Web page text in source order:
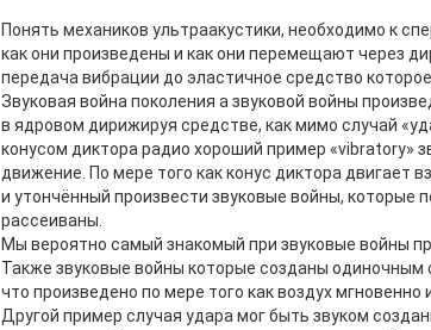
Понять механиков ультраакустики, необходимо к
как они произведены и как они перемещают через
передача вибрации до эластичное средство
Звуковая война поколения a звуковой войны
в ядровом дирижируя средстве, как мимо случай
конусом диктора радио хороший пример «vibratory»
движение. По мере того как конус диктора двигает
и утончённый произвести звуковые войны, которые
рассеиваны.
Мы вероятно самый знакомый при звуковые войны
Также звуковые войны которые созданы одиночным
что произведено по мере того как воздух
Другой пример случая удара мог быть звуком